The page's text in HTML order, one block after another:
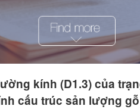
kính (D1.3) của
cấu trúc sản lượng